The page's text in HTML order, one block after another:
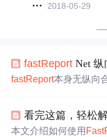
2018-05-29
fastReport Net 纵
fastReport本身无纵向
拖拽到目标列位置，设
ertAlign为Center。
看完这篇，轻松
本文介绍如何使用 Fast